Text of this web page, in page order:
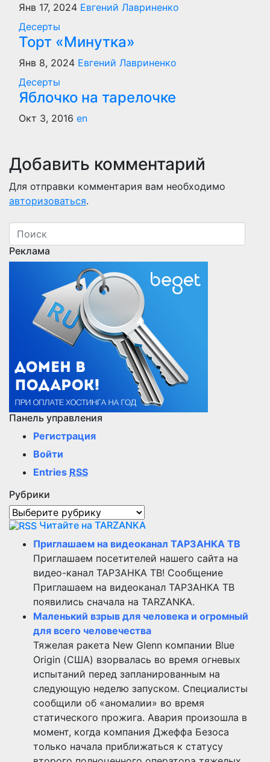
Янв 17, 2024 Евгений Лавриненко
Десерты
Торт «Минутка»
Янв 8, 2024 Евгений Лавриненко
Десерты
Яблочко на тарелочке
Окт 3, 2016 en
Добавить комментарий
Для отправки комментария вам необходимо
авторизоваться.
Реклама
Панель управления
Регистрация
Войти
Entries RSS
Рубрики
Рубрики
Читайте на TARZANKA
Приглашаем на видеоканал ТАРЗАНКА ТВ
Приглашаем посетителей нашего сайта на
видео-канал ТАРЗАНКА ТВ! Сообщение
Приглашаем на видеоканал ТАРЗАНКА ТВ
появились сначала на TARZANKA.
Маленький взрыв для человека и огромный
для всего человечества
Тяжелая ракета New Glenn компании Blue
Origin (США) взорвалась во время огневых
испытаний перед запланированным на
следующую неделю запуском. Специалисты
сообщили об «аномалии» во время
статического прожига. Авария произошла в
момент, когда компания Джеффа Безоса
только начала приближаться к статусу